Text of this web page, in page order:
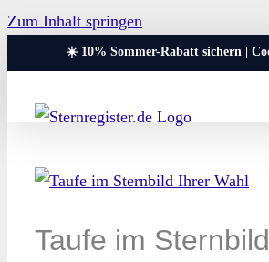
Zum Inhalt springen
☀️ 10% Sommer-Rabatt sichern |
Taufe im